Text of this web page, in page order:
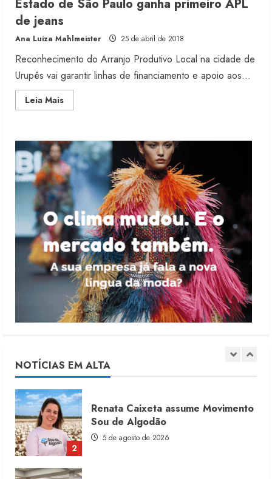
Estado de São Paulo ganha primeiro APL
de jeans
Ana Luiza Mahlmeister 25 de abril de 2018
Reconhecimento do Arranjo Produtivo Local na cidade de
Urupês vai garantir linhas de financiamento e apoio aos...
Leia MaisRead
more
São
Paulo
ganha
primeiro
APL
de
jeans
NOTÍCIAS EM ALTA
2
Renata Caixeta assume Movimento
5 de agosto de 2026
4
Projeto testa passaporte digital na
moda nacional
4 de agosto de 2026
5
Morena Rosa lança franquia com
estoque consignado
4 de agosto de 2026
1
6 de agosto de 2026
2
Renata Caixeta assume Movimento
Sou de Algodão
5 de agosto de 2026